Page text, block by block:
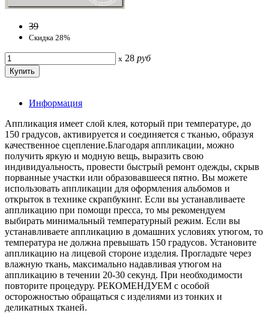
39
Скидка 28%
x 28 руб
Информация
Аппликация имеет слой клея, который при температуре, до
150 градусов, активируется и соединяется с тканью, образуя
качественное сцепление.Благодаря аппликации, можно
получить яркую и модную вещь, выразить свою
индивидуальность, провести быстрый ремонт одежды, скрыв
порванные участки или образовавшееся пятно. Вы можете
использовать аппликации для оформления альбомов и
открыток в технике скрапбукинг. Если вы устанавливаете
аппликацию при помощи пресса, то мы рекомендуем
выбирать минимальный температурный режим. Если вы
устанавливаете аппликацию в домашних условиях утюгом, то
температура не должна превышать 150 градусов. Установите
аппликацию на лицевой стороне изделия. Прогладьте через
влажную ткань, максимально надавливая утюгом на
аппликацию в течении 20-30 секунд. При необходимости
повторите процедуру. РЕКОМЕНДУЕМ с особой
осторожностью обращаться с изделиями из тонких и
деликатных тканей.